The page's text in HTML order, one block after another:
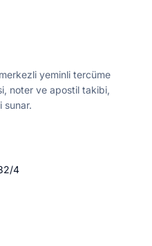
yeminli tercüme
noter ve apostil takibi,
sunar.
4